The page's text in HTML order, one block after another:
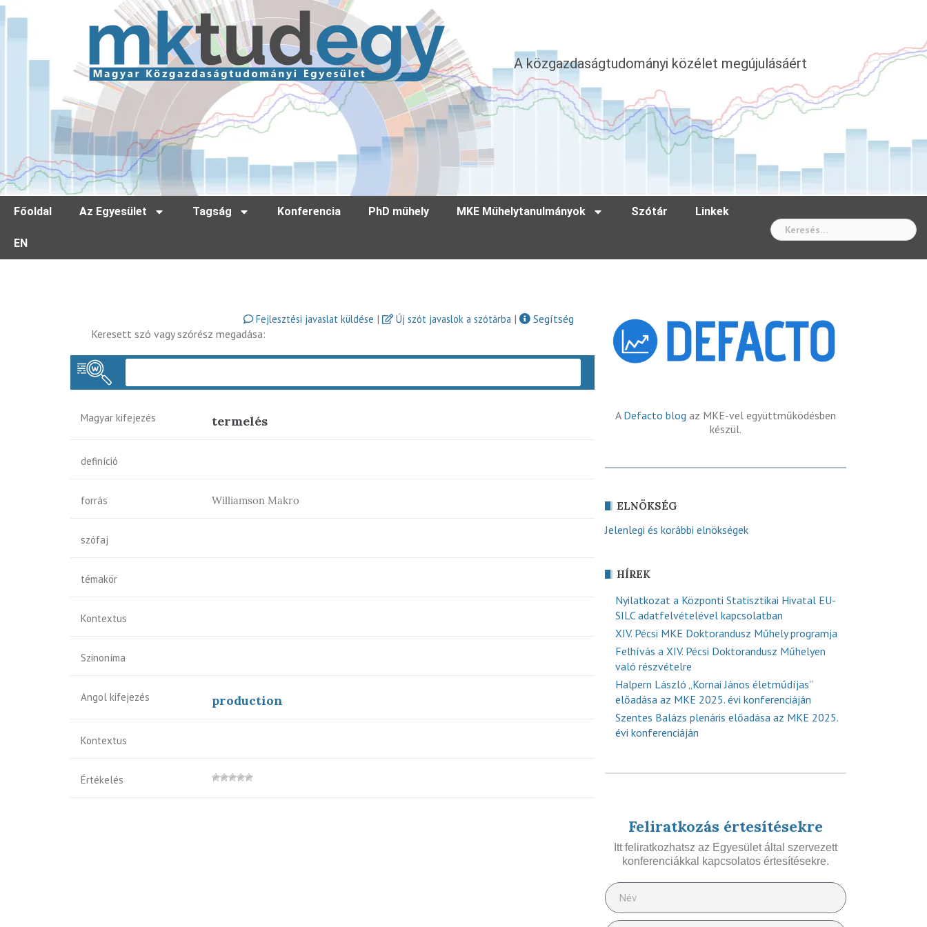
A közgazdaságtudományi közélet megújulásáért
Főoldal Az Egyesület Tagság Konferencia PhD műhely MKE Műhelytanulmányok Szótár Linkek
EN
Fejlesztési javaslat küldése | Új szót javaslok a szótárba |
Segítség
Keresett szó vagy szórész megadása:
Magyar kifejezés termelés
definíció
forrás Williamson Makro
szófaj
témakör
Kontextus
Szinoníma
Angol kifejezés production
Kontextus
Értékelés
A Defacto blog az MKE-vel együttműködésben
készül.
ELNÖKSÉG
Jelenlegi és korábbi elnökségek
HÍREK
Nyilatkozat a Központi Statisztikai Hivatal EU-
SILC adatfelvételével kapcsolatban
XIV. Pécsi MKE Doktorandusz Műhely programja
Felhívás a XIV. Pécsi Doktorandusz Műhelyen
való részvételre
Halpern László „Kornai János életműdíjas”
előadása az MKE 2025. évi konferenciáján
Szentes Balázs plenáris előadása az MKE 2025.
évi konferenciáján
Feliratkozás értesítésekre
Itt feliratkozhatsz az Egyesület által szervezett
konferenciákkal kapcsolatos értesítésekre.